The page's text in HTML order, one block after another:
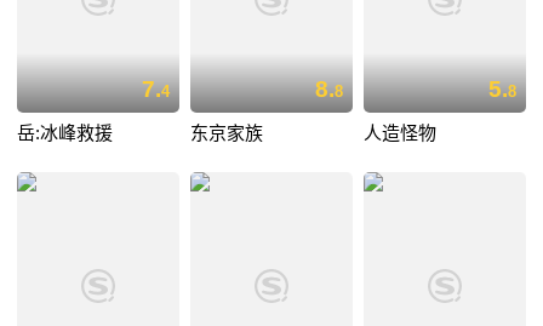
7.4
岳:冰峰救援
8.8
东京家族
5.8
人造怪物